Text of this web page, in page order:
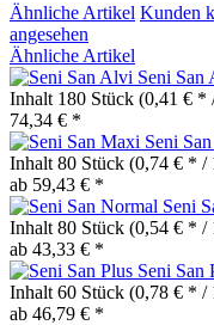
Ähnliche Artikel Kunden
angesehen
Ähnliche Artikel
Seni San
Inhalt 180 Stück (0,41 € *
74,34 € *
Seni
Inhalt 80 Stück (0,74 € * /
ab 59,43 € *
Seni
Inhalt 80 Stück (0,54 € * /
ab 43,33 € *
Seni San
Inhalt 60 Stück (0,78 € * /
ab 46,79 € *